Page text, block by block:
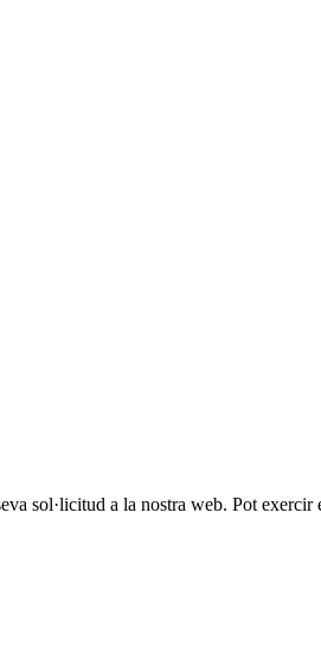
sol·licitud a la nostra web. Pot exercir